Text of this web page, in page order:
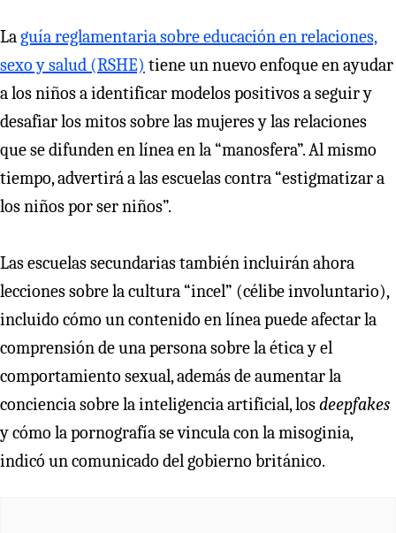
Laguía reglamentaria sobre educación en relaciones,
sexo y salud (RSHE) tiene un nuevo enfoque en ayudar
a los niños a identificar modelos positivos a seguir y
desafiar los mitos sobre las mujeres y las relaciones
que se difunden en línea en la “manosfera”. Al mismo
tiempo, advertirá a las escuelas contra “estigmatizar a
los niños por ser niños”.
Las escuelas secundarias también incluirán ahora
lecciones sobre la cultura “incel” (célibe involuntario),
incluido cómo un contenido en línea puede afectar la
comprensión de una persona sobre la ética y el
comportamiento sexual, además de aumentar la
conciencia sobre la inteligencia artificial, losdeepfakes
y cómo la pornografía se vincula con la misoginia,
indicó un comunicado del gobierno británico.